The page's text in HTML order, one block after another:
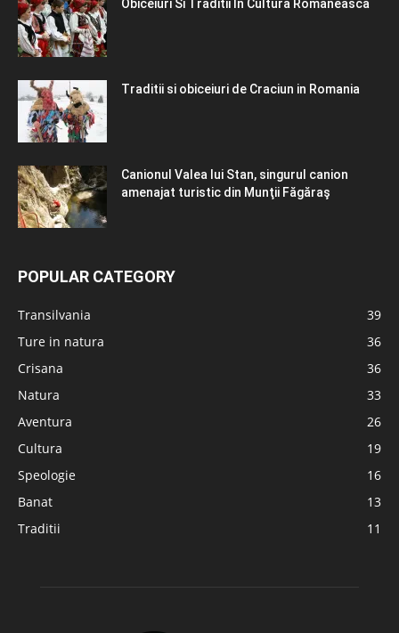
Obiceiuri Si Traditii In Cultura Romaneasca
Traditii si obiceiuri de Craciun in Romania
Canionul Valea lui Stan, singurul canion
amenajat turistic din Munţii Făgăraş
POPULAR CATEGORY
Transilvania
39
Ture in natura
36
Crisana
36
Natura
33
Aventura
26
Cultura
19
Speologie
16
Banat
13
Traditii
11